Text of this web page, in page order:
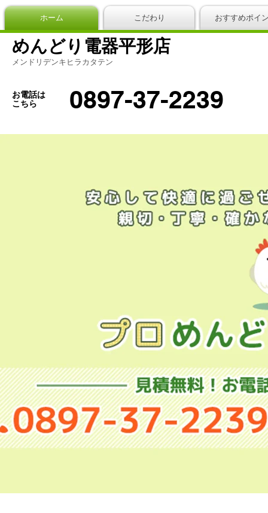
ホーム こだわり おすすめポイ
めんどり電器平形店
メンドリデンキヒラカタテン
お電話は
こちら
0897-37-2239